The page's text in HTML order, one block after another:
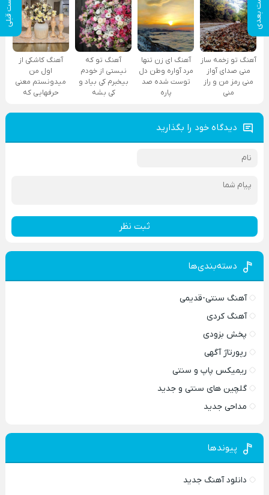
پست بعدی پست قبلی
آهنگ تو زخمه ساز
منی صدای آواز
منی رمز من و راز
منی
آهنگ ای زن تنها
مرد آواره وطن دل
توست شده صد
پاره
آهنگ تو که
نیستی از خودم
بیخبرم کی بیاد و
کی بشه
آهنگ کاشکی از
اول من
میدونستم معنی
حرفهایی که
دیدگاه خود را بگذارید
ثبت نظر
دسته‌بندی‌ها
آهنگ سنتی-قدیمی
آهنگ کردی
پخش بزودی
رپورتاژ آگهی
ریمیکس پاپ و سنتی
گلچین های سنتی و جدید
مداحی جدید
پیوندها
دانلود آهنگ جدید